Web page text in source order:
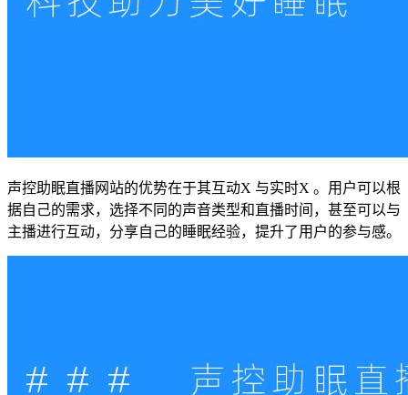
声控助眠直播网站的优势在于其互动X 与实时X 。用户可以根
据自己的需求，选择不同的声音类型和直播时间，甚至可以与
主播进行互动，分享自己的睡眠经验，提升了用户的参与感。